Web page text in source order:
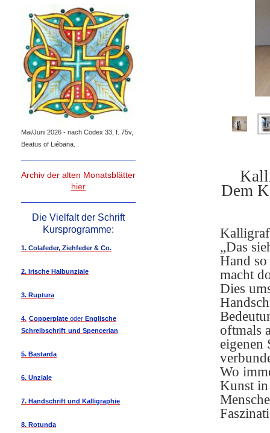
Dem
„Das
Hand
macht
Dies
oftmals
eigenen
Wo
Kunst
Mai/Juni 2026 - nach Codex 33, f. 75v,
Beatus of Liébana. .
Archiv der alten Monatsblätter
hier
Die Vielfalt der Schrift
Kursprogramme:
1. Colafeder, Ziehfeder & Co.
2. Irische Halbunziale
3. Ruptura
4. Copperplate oder Englische
Schreibschrift und Spencerian
5. Bastarda
6. Unziale
7. Handschrift und Kalligraphie
8. Rotunda